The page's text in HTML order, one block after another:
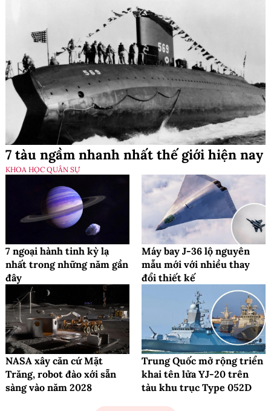
7 tàu ngầm nhanh nhất thế giới hiện nay
KHOA HỌC QUÂN SỰ
7 ngoại hành tinh kỳ lạ
nhất trong những năm gần
đây
Máy bay J-36 lộ nguyên
mẫu mới với nhiều thay
đổi thiết kế
NASA xây căn cứ Mặt
Trăng, robot đào xới sẵn
sàng vào năm 2028
Trung Quốc mở rộng triển
khai tên lửa YJ-20 trên
tàu khu trục Type 052D